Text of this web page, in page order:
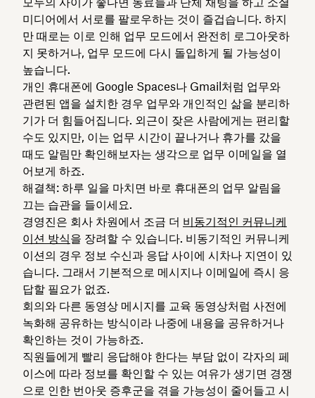
미디어에서 서로를 팔로우하는 것이 즐겁습니다. 하지
만 때로는 이로 인해 업무 모드에서 완전히 로그아웃하
지 못하거나, 업무 모드에 다시 돌입하게 될 가능성이
높습니다.
개인 휴대폰에 Google Spaces나 Gmail처럼 업무와
관련된 앱을 설치한 경우 업무와 개인적인 삶을 분리하
기가 더 힘들어집니다. 외근이 잦은 사람에게는 편리할
수도 있지만, 이는 업무 시간이 끝나거나 휴가를 갔을
때도 알림만 확인해보자는 생각으로 업무 이메일을 열
어보게 하죠.
해결책: 하루 일을 마치면 바로 휴대폰의 업무 알림을
끄는 습관을 들이세요.
경영진은 회사 차원에서 조금 더 비동기적인 커뮤니케
이션 방식을 장려할 수 있습니다. 비동기적인 커뮤니케
이션의 경우 정보 수신과 응답 사이에 시차나 지연이 있
습니다. 그래서 기본적으로 메시지나 이메일에 즉시 응
답할 필요가 없죠.
회의와 다른 동영상 메시지를 교육 동영상처럼 사전에
녹화해 공유하는 방식이라 나중에 내용을 공유하거나
확인하는 것이 가능하죠.
직원들에게 빨리 응답해야 한다는 부담 없이 각자의 페
이스에 따라 정보를 확인할 수 있는 여유가 생기면 경쟁
으로 인한 번아웃 증후군을 겪을 가능성이 줄어들고 시